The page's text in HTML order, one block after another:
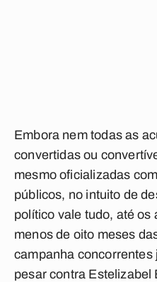
Embora nem todas as
convertidas ou
mesmo oficializadas
públicos, no intuito de
político vale tudo, até os
menos de oito meses
campanha concorrentes
pesar contra